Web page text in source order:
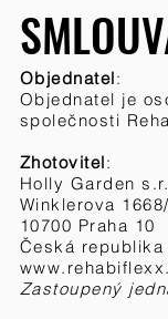
Objednatel:
Objednatel je
společnosti
Zhotovitel:
Holly Garden
Winklerova
10700 Praha 10
Česká republika
Zastoupený